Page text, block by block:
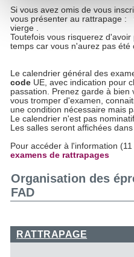
Pour en savoir plus sur le
personnelles et définir vos
section « Détails ». Vous
les cookies.
Les cookies nous
et les annonces, d'offrir des
médias sociaux et
partageons également des
notre site avec nos
d'autres informations que
ont collectées lors de votre
Si vous avez omis de vous
vous présenter au rattrapage :
vierge .
Toutefois vous risquerez
temps car vous n'aurez pas
Le calendrier général des
code UE, avec indication pour
passation. Prenez garde à
vous tromper d'examen,
une condition nécessaire mais
Le calendrier n'est pas
Les salles seront affichées
Pour accéder à l'information
examens de rattrapages
Organisation des
FAD
RATTRAPAGE